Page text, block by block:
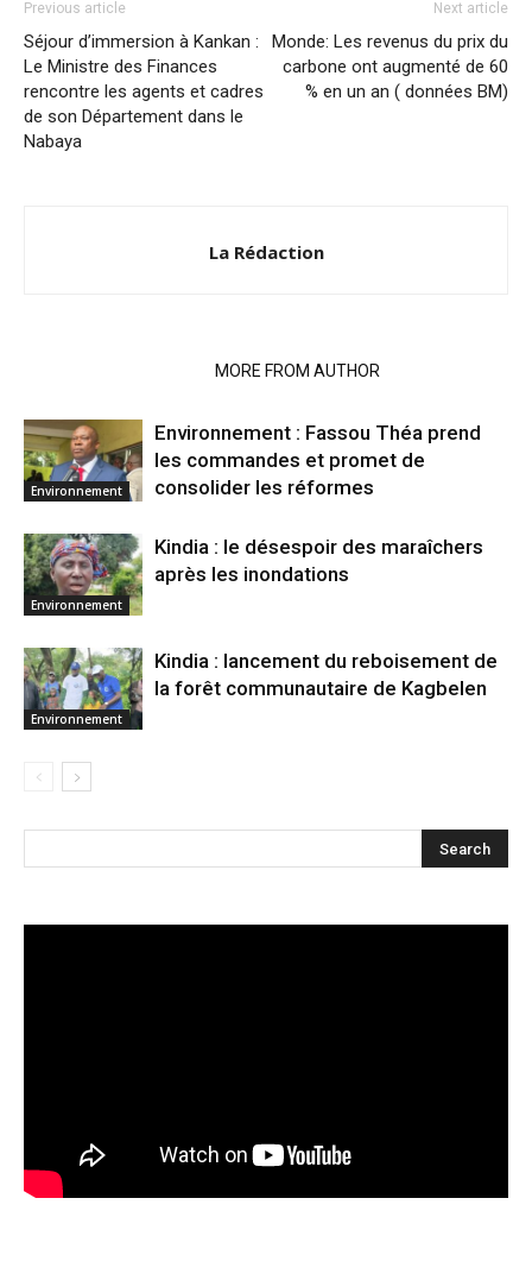
Previous article
Séjour d’immersion à Kankan :
Le Ministre des Finances
rencontre les agents et cadres
de son Département dans le
Nabaya
Next article
Monde: Les revenus du prix du
carbone ont augmenté de 60
% en un an ( données BM)
La Rédaction
MORE FROM AUTHOR
Environnement
Environnement : Fassou Théa prend
les commandes et promet de
consolider les réformes
Environnement
Kindia : le désespoir des maraîchers
après les inondations
Environnement
Kindia : lancement du reboisement de
la forêt communautaire de Kagbelen